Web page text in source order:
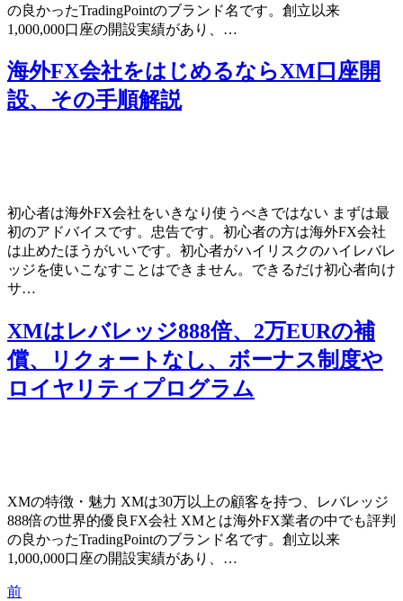
の良かったTradingPointのブランド名です。創立以来
1,000,000口座の開設実績があり、…
海外FX会社をはじめるならXM口座開
設、その手順解説
初心者は海外FX会社をいきなり使うべきではない まずは最
初のアドバイスです。忠告です。初心者の方は海外FX会社
は止めたほうがいいです。初心者がハイリスクのハイレバレ
ッジを使いこなすことはできません。できるだけ初心者向け
サ…
XMはレバレッジ888倍、2万EURの補
償、リクォートなし、ボーナス制度や
ロイヤリティプログラム
XMの特徴・魅力 XMは30万以上の顧客を持つ、レバレッジ
888倍の世界的優良FX会社 XMとは海外FX業者の中でも評判
の良かったTradingPointのブランド名です。創立以来
1,000,000口座の開設実績があり、…
前